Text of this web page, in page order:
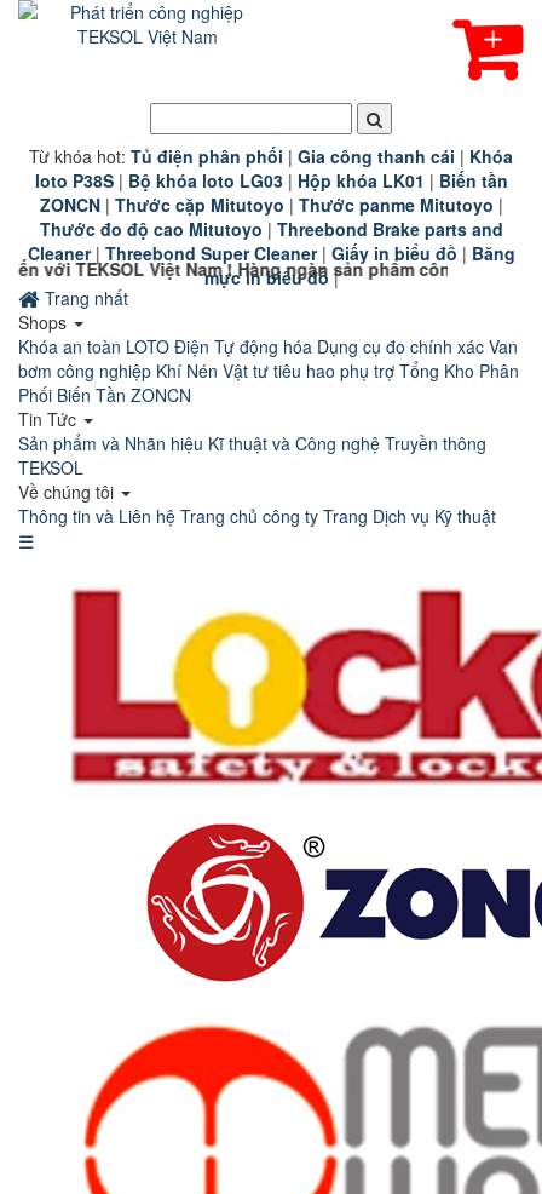
Từ khóa hot: Tủ điện phân phối | Gia công thanh cái | Khóa
loto P38S| Bộ khóa loto LG03| Hộp khóa LK01 | Biến tần
ZONCN| Thước cặp Mitutoyo | Thước panme Mitutoyo |
Thước đo độ cao Mitutoyo | Threebond Brake parts and
Cleaner| Threebond Super Cleaner| Giấy in biểu đồ | Băng
mực in biểu đồ |
Việt Nam ! Hàng ngàn sản phẩm công nghiệp chính hãng
Trang nhất
Shops
Khóa an toàn LOTO Điện Tự động hóa Dụng cụ đo chính xác Van
bơm công nghiệp Khí Nén Vật tư tiêu hao phụ trợ Tổng Kho Phân
Phối Biến Tần ZONCN
Tin Tức
Sản phẩm và Nhãn hiệu Kĩ thuật và Công nghệ Truyền thông
TEKSOL
Về chúng tôi
Thông tin và Liên hệ Trang chủ công ty Trang Dịch vụ Kỹ thuật
☰